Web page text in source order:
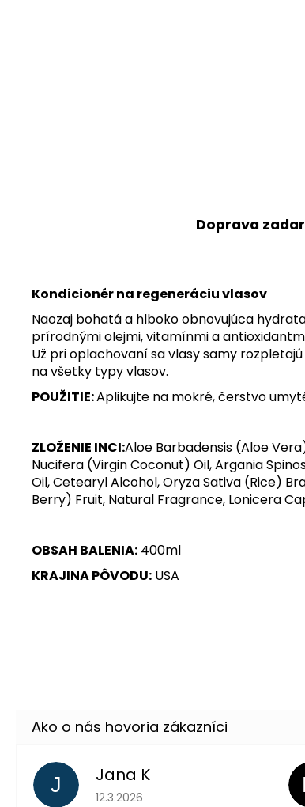
Doprava
Kondicionér na regeneráciu vlasov
Naozaj bohatá a hlboko obnovujúca
prírodnými olejmi, vitamínmi a
Už pri oplachovaní sa vlasy samy
na všetky typy vlasov.
POUŽITIE:Aplikujte na mokré, čerstvo
ZLOŽENIE INCI:Aloe Barbadensis (Aloe
Nucifera (Virgin Coconut) Oil, Argania
Oil, Cetearyl Alcohol, Oryza Sativa (Rice)
Berry) Fruit, Natural Fragrance, Lonicera
OBSAH BALENIA: 400ml
KRAJINA PÔVODU: USA
J Jana K
Hodnotenie obchodu je 5 z 5
12.3.2026